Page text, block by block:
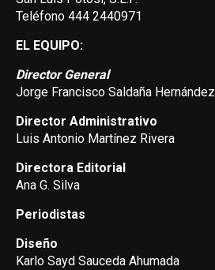
Teléfono 444 2440971
EL EQUIPO:
Director General
Jorge Francisco Saldaña Hernández
Director Administrativo
Luis Antonio Martínez Rivera
Directora Editorial
Ana G. Silva
Periodistas
Diseño
Karlo Sayd Sauceda Ahumada